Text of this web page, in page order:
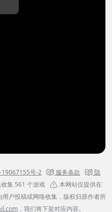
19067155号-2 服务条款
隐
集 561 个游戏
本网站仅提供在
户投稿或网络收集，版权归原作者所
，我们将下架对应内容。